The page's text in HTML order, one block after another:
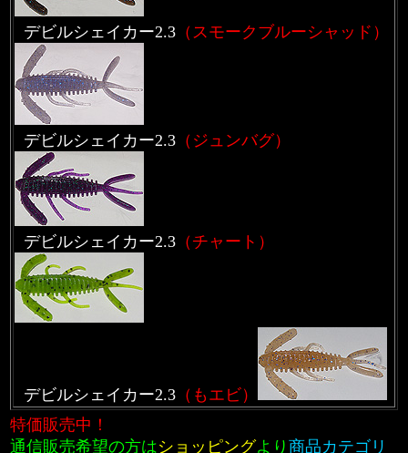
デビルシェイカー2.3 （スモークブルーシャッド）
デビルシェイカー2.3 （ジュンバグ）
デビルシェイカー2.3 （チャート）
デビルシェイカー2.3 （もエビ）
特価販売中！
通信販売希望の方はショッピングより 商品カテゴリ